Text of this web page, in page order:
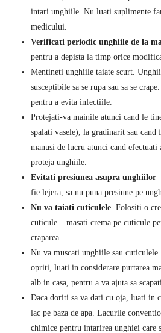
intari unghiile. Nu luati suplimente
medicului.
Verificati periodic unghiile de la
pentru a depista la timp orice
Mentineti unghiile taiate scurt.
susceptibile sa se rupa sau sa se
pentru a evita infectiile.
Protejati-va mainile atunci cand le
spalati vasele), la gradinarit sau cand
manusi de lucru atunci cand efectuati
proteja unghiile.
Evitati presiunea asupra unghiilor
fie lejera, sa nu puna presiune pe
Nu va taiati cuticulele. Folositi o
cuticule – masati crema pe cuticule
craparea.
Nu va muscati unghiile sau cuticulele.
opriti, luati in considerare purtarea
alb in casa, pentru a va ajuta sa
Daca doriti sa va dati cu oja, luati in
lac pe baza de apa. Lacurile
chimice pentru intarirea unghiei care